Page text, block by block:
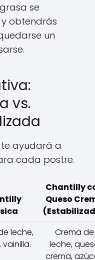
se
obtendrás
un
vs.
te ayudará a
cada postre.
Chantilly
Queso
leche,
Crema de
leche,
crema,